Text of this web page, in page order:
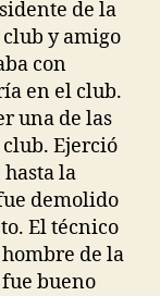
de la
y amigo
con
en el club.
una de las
Ejerció
la
demolido
El técnico
de la
bueno